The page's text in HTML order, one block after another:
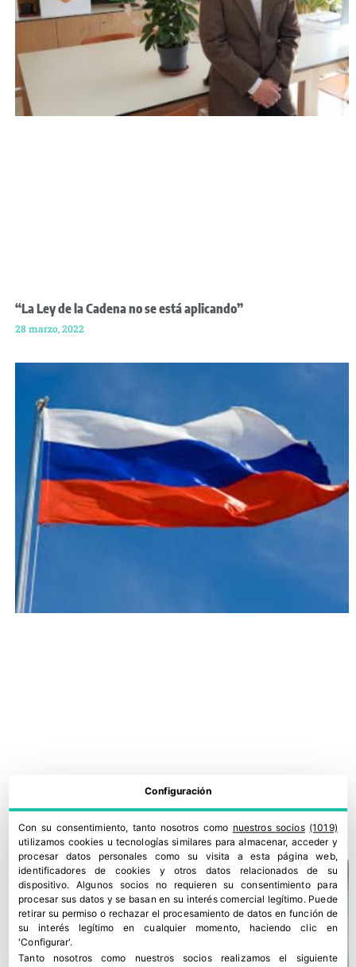
“La Ley de la Cadena no se está aplicando”
28 marzo, 2022
¿Dónde se recolocarán los 9,5 millones de tn que iban a Rusia?
28 marzo, 2022
Configuración
Con su consentimiento, tanto nosotros como nuestros socios (1019)
utilizamos cookies u tecnologías similares para almacenar, acceder y
procesar datos personales como su visita a esta página web,
identificadores de cookies y otros datos relacionados de su
dispositivo. Algunos socios no requieren su consentimiento para
procesar sus datos y se basan en su interés comercial legítimo. Puede
retirar su permiso o rechazar el procesamiento de datos en función de
su interés legítimo en cualquier momento, haciendo clic en
'Configurar'.
Tanto nosotros como nuestros socios realizamos el siguiente